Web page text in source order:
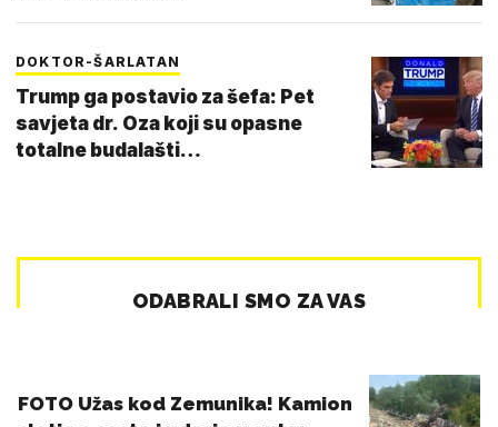
DOKTOR-ŠARLATAN
Trump ga postavio za šefa: Pet
savjeta dr. Oza koji su opasne
totalne budalašti…